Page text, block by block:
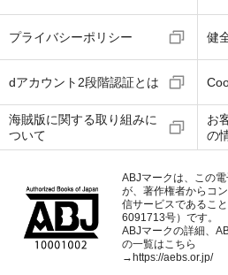
プライバシーポリシー 健
dアカウント2段階認証とは
海賊版に関する取り組みに
ついて
お
の
ABJマークは、この
が、著作権者からコ
信サービスであるこ
6091713号）です。
ABJマークの詳細、
の一覧はこちら
→https://aebs.or.jp/